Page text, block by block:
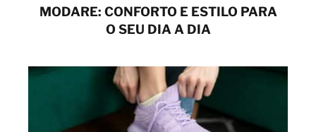
MODARE: CONFORTO E ESTILO PARA
O SEU DIA A DIA